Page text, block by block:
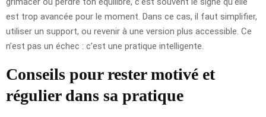
est trop avancée pour le moment. Dans ce cas, il faut simplifier,
utiliser un support, ou revenir à une version plus accessible. Ce
n’est pas un échec : c’est une pratique intelligente.
Conseils pour rester motivé et
régulier dans sa pratique